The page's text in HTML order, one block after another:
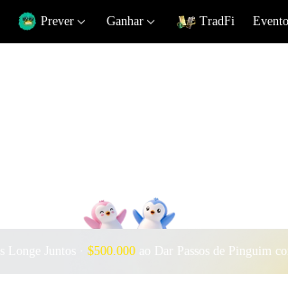
Prever Ganhar TradFi
$500.000ao Dar Passos de Pinguim